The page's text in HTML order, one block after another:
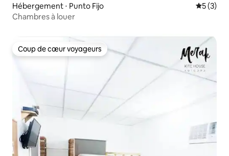
Hébergement ⋅ Punto Fijo
5 (3)
Chambres à louer
Coup de cœur voyageurs
Coup de cœur voyageurs